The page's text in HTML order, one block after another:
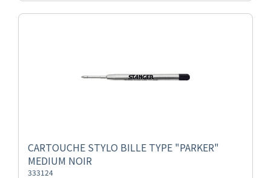
CARTOUCHE STYLO BILLE TYPE "PARKER"
MEDIUM NOIR
333124